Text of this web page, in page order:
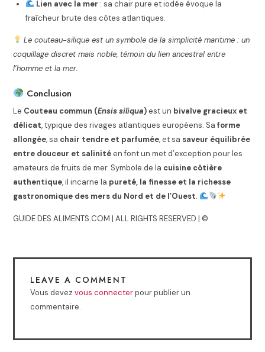
Lien avec la mer : sa chair pure et iodée évoque la
fraîcheur brute des côtes atlantiques.
Le couteau-silique est un symbole de la simplicité maritime : un
coquillage discret mais noble, témoin du lien ancestral entre
l’homme et la mer.
Conclusion
Le Couteau commun (Ensis siliqua)est un bivalve gracieux et
délicat, typique des rivages atlantiques européens. Saforme
allongée, sa chair tendre et parfumée, et sa saveur équilibrée
entre douceur et salinitéen font un met d’exception pour les
amateurs de fruits de mer. Symbole de la cuisine côtière
authentique, il incarne la pureté, la finesse et la richesse
gastronomique des mers du Nord et de l’Ouest.
GUIDE DES ALIMENTS.COM | ALL RIGHTS RESERVED | ©
LEAVE A COMMENT
Vous devezvous connecterpour publier un
commentaire.